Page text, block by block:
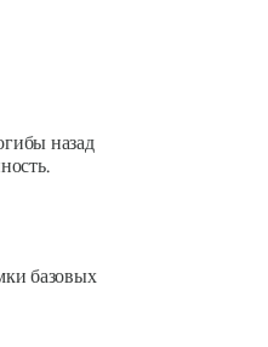
назад
базовых